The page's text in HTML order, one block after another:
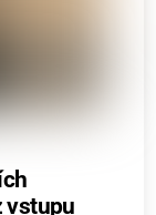
vstupu